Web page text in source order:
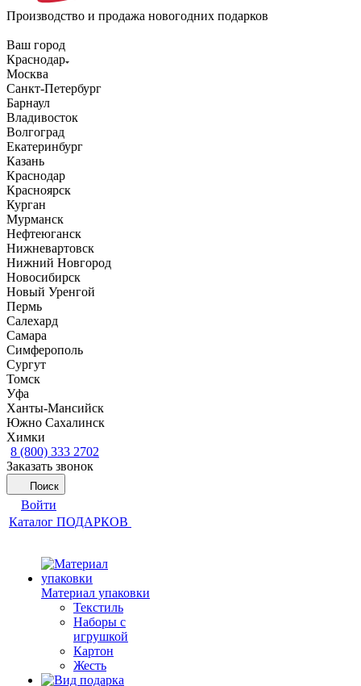
Производство и продажа новогодних подарков
Ваш город
Краснодар
Москва
Санкт-Петербург
Барнаул
Владивосток
Волгоград
Екатеринбург
Казань
Краснодар
Красноярск
Курган
Мурманск
Нефтеюганск
Нижневартовск
Нижний Новгород
Новосибирск
Новый Уренгой
Пермь
Салехард
Самара
Симферополь
Сургут
Томск
Уфа
Ханты-Мансийск
Южно Сахалинск
Химки
8 (800) 333 2702
Заказать звонок
Поиск
Войти
Каталог ПОДАРКОВ
Материал упаковки
Текстиль
Наборы с
игрушкой
Картон
Жесть